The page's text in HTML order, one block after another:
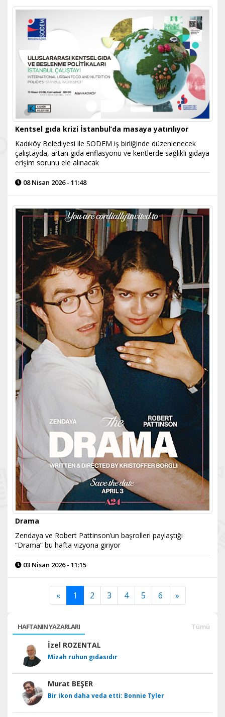
Kentsel gıda krizi İstanbul’da masaya yatırılıyor
Kadıköy Belediyesi ile SODEM iş birliğinde düzenlenecek
çalıştayda, artan gıda enflasyonu ve kentlerde sağlıklı gıdaya
erişim sorunu ele alınacak
08 Nisan 2026 - 11:48
Drama
Zendaya ve Robert Pattinson’un başrolleri paylaştığı
“Drama” bu hafta vizyona giriyor
03 Nisan 2026 - 11:15
« 1 2 3 4 5 6 »
HAFTANIN YAZARLARI Tümü
İzel ROZENTAL
Mizah ruhun gıdasıdır
Murat BEŞER
Bir ikon daha veda etti: Bonnie Tyler